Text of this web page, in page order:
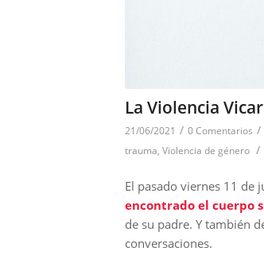
La Violencia
21/06/2021 / 0 Comentarios /
trauma, Violencia de género /
El pasado viernes 11 de
encontrado el cuerpo
de su padre. Y también
conversaciones.